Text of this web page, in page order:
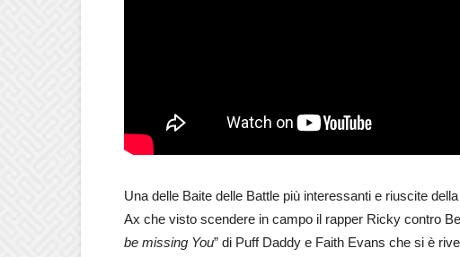
Una delle Baite delle Battle più interessanti e riuscite
Ax che visto scendere in campo il rapper Ricky contro
be missing You” di Puff Daddy e Faith Evans che si è